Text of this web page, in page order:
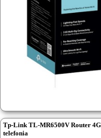
Tp-Link TL-MR6500V Router
telefonia